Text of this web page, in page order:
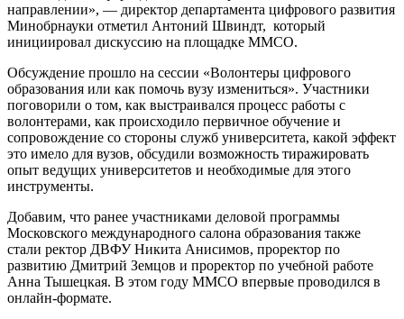
направлении», — директор департамента цифрового развития
Минобрнауки отметил Антоний Швиндт, который
инициировал дискуссию на площадке ММСО.
Обсуждение прошло на сессии «Волонтеры цифрового
образования или как помочь вузу измениться». Участники
поговорили о том, как выстраивался процесс работы с
волонтерами, как происходило первичное обучение и
сопровождение со стороны служб университета, какой эффект
это имело для вузов, обсудили возможность тиражировать
опыт ведущих университетов и необходимые для этого
инструменты.
Добавим, что ранее участниками деловой программы
Московского международного салона образования также
стали ректор ДВФУ Никита Анисимов, проректор по
развитию Дмитрий Земцов и проректор по учебной работе
Анна Тышецкая. В этом году ММСО впервые проводился в
онлайн-формате.